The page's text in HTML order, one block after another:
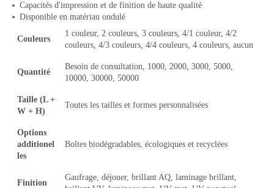
Capacités d'impression et de finition de haute qualité
Disponible en matériau ondulé
Couleurs
1 couleur, 2 couleurs, 3 couleurs, 4/1 couleur, 4/2
couleurs, 4/3 couleurs, 4/4 couleurs, 4 couleurs, aucun
Quantité
Besoin de consultation, 1000, 2000, 3000, 5000,
10000, 30000, 50000
Taille (L +
W + H)
Toutes les tailles et formes personnalisées
Options
additionel
les
Boîtes biodégradables, écologiques et recyclées
Finition
Gaufrage, déjouer, brillant AQ, laminage brillant,